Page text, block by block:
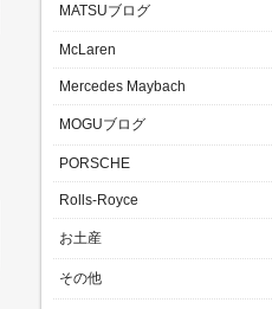
MATSUブログ
McLaren
Mercedes Maybach
MOGUブログ
PORSCHE
Rolls-Royce
お土産
その他